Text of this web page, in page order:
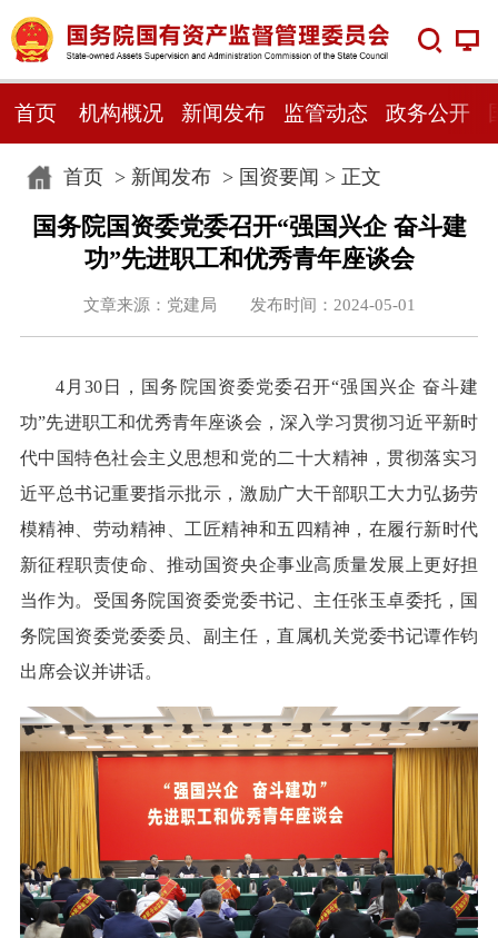
首页 机构概况 新闻发布 监管动态 政务公开
首页> 新闻发布> 国资要闻 > 正文
国务院国资委党委召开“强国兴企 奋斗建
功”先进职工和优秀青年座谈会
文章来源：党建局 发布时间：2024-05-01
4月30日，国务院国资委党委召开“强国兴企 奋斗建
功”先进职工和优秀青年座谈会，深入学习贯彻习近平新时
代中国特色社会主义思想和党的二十大精神，贯彻落实习
近平总书记重要指示批示，激励广大干部职工大力弘扬劳
模精神、劳动精神、工匠精神和五四精神，在履行新时代
新征程职责使命、推动国资央企事业高质量发展上更好担
当作为。受国务院国资委党委书记、主任张玉卓委托，国
务院国资委党委委员、副主任，直属机关党委书记谭作钧
出席会议并讲话。